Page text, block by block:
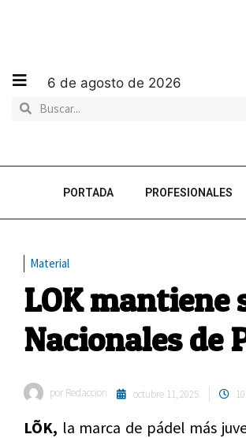
6 de agosto de 2026
PORTADA PROFESIONALES
Material
LOK mantiene
Nacionales de
por Redaccion octubre 11, 2025
LÕK, la marca de pádel más